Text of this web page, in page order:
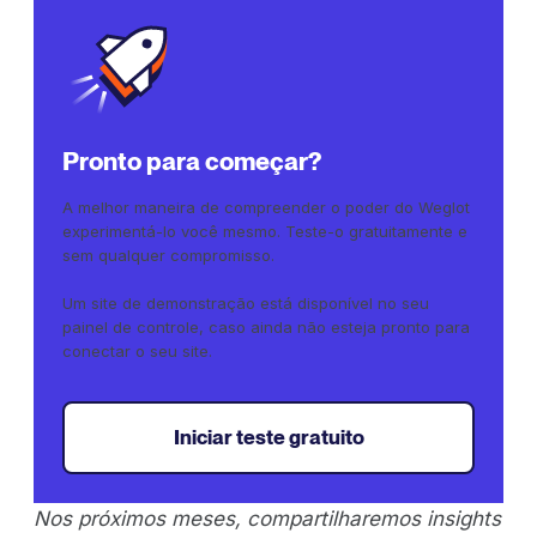
Nos próximos meses, compartilharemos insights
Pronto para começar?
A melhor maneira de compreender o poder do Weglot
experimentá-lo você mesmo. Teste-o gratuitamente e
sem qualquer compromisso.
Um site de demonstração está disponível no seu
painel de controle, caso ainda não esteja pronto para
conectar o seu site.
Iniciar teste gratuito